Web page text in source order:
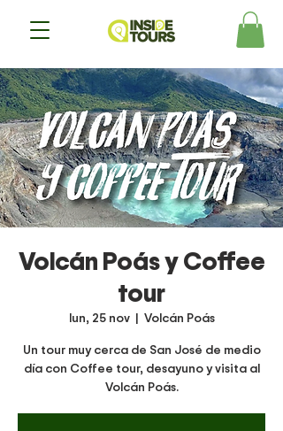
Volcán Poás y Coffee
tour
lun, 25 nov
  |
Volcán Poás
Un tour muy cerca de San José de medio
día con Coffee tour, desayuno y visita al
Volcán Poás.